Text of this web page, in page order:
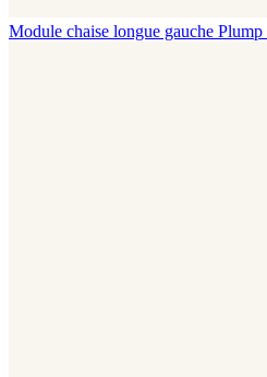
Module chaise longue gauche Plump